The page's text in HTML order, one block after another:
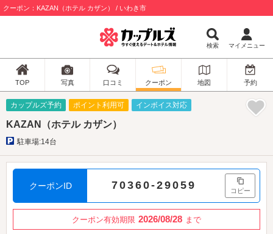
クーポン：KAZAN（ホテル カザン） / いわき市
検索 マイメニュー
TOP 写真 口コミ クーポン 地図 予約
カップルズ予約 ポイント利用可 インボイス対応
KAZAN（ホテル カザン）
駐車場:14台
クーポンID 70360-29059 コピー
クーポン有効期限 2026/08/28 まで